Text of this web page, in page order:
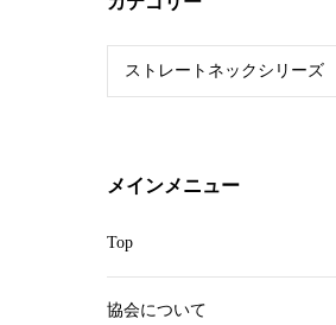
メインメニュー
Top
協会について